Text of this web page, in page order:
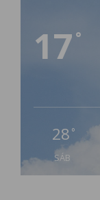
17 °
28 °
SÁB